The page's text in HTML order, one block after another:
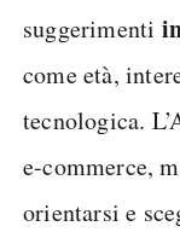
suggerimenti
come età,
tecnologica.
e-commerce,
orientarsi e